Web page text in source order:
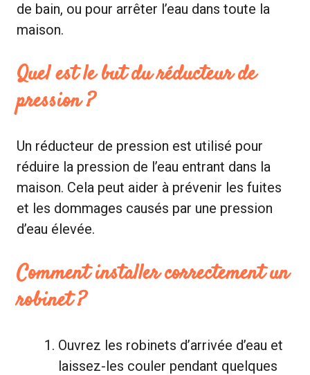
de bain, ou pour arrêter l’eau dans toute la
maison.
Quel est le but du réducteur de
pression ?
Un réducteur de pression est utilisé pour
réduire la pression de l’eau entrant dans la
maison. Cela peut aider à prévenir les fuites
et les dommages causés par une pression
d’eau élevée.
Comment installer correctement un
robinet ?
Ouvrez les robinets d’arrivée d’eau et
laissez-les couler pendant quelques